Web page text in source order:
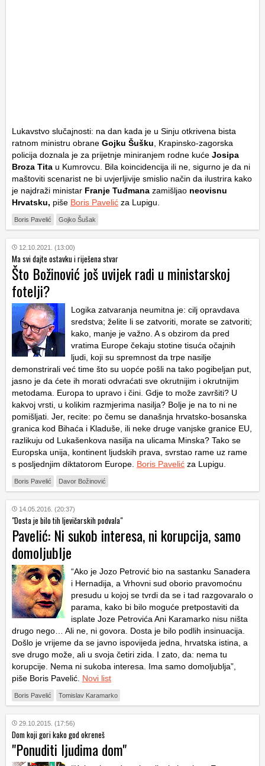
Lukavstvo slučajnosti: na dan kada je u Sinju otkrivena bista
ratnom ministru obrane Gojku Šušku , Krapinsko-zagorska
policija doznala je za prijetnje miniranjem rodne kuće Josipa
Broza Tita u Kumrovcu. Bila koincidencija ili ne, sigurno je da ni
maštoviti scenarist ne bi uvjerljivije smislio način da ilustrira kako
je najdraži ministar Franje Tuđmana zamišljao neovisnu
Hrvatsku, piše Boris Pavelić za Lupigu.
Boris Pavelić Gojko Šušak
12.10.2021. (13:00)
Ma svi dajte ostavku i riješena stvar
Što Božinović još uvijek radi u ministarskoj
fotelji?
Logika zatvaranja neumitna je: cilj opravdava
sredstva; želite li se zatvoriti, morate se zatvoriti;
kako, manje je važno. A s obzirom da pred
vratima Europe čekaju stotine tisuća očajnih
ljudi, koji su spremnost da trpe nasilje
demonstrirali već time što su uopće pošli na tako pogibeljan put,
jasno je da ćete ih morati odvraćati sve okrutnijim i okrutnijim
metodama. Europa to upravo i čini. Gdje to može završiti? U
kakvoj vrsti, u kolikim razmjerima nasilja? Bolje je na to ni ne
pomišljati. Jer, recite: po čemu se današnja hrvatsko-bosanska
granica kod Bihaća i Kladuše, ili neke druge vanjske granice EU,
razlikuju od Lukašenkova nasilja na ulicama Minska? Tako se
Europska unija, kontinent ljudskih prava, svrstao rame uz rame
s posljednjim diktatorom Europe. Boris Pavelić za Lupigu.
Boris Pavelić Davor Božinović
14.05.2016. (20:37)
"Dosta je bilo tih ljevičarskih podvala"
Pavelić: Ni sukob interesa, ni korupcija, samo
domoljublje
“Ako je Jozo Petrović bio na sastanku Sanadera
i Hernadija, a Vrhovni sud oborio pravomoćnu
presudu u kojoj se tvrdi da se i tad razgovaralo o
parama, kako bi bilo moguće pretpostaviti da
isplate Joze Petrovića Ani Karamarko nisu ništa
drugo nego… Ali ne, ni govora. Dosta je bilo podlih insinuacija.
Došlo je vrijeme da se javno ispovijeda jedna, hrvatska istina, a
sve drugo može, ali u svoja četiri zida. I zato, da: nema tu
korupcije. Nema ni sukoba interesa. Ima samo domoljublja”,
piše Boris Pavelić. Novi list
Boris Pavelić Tomislav Karamarko
29.10.2015. (17:56)
Dom koji gori kako god okreneš
"Ponuditi ljudima dom"